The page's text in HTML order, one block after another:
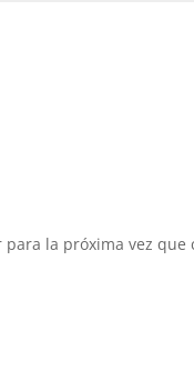
la próxima vez que